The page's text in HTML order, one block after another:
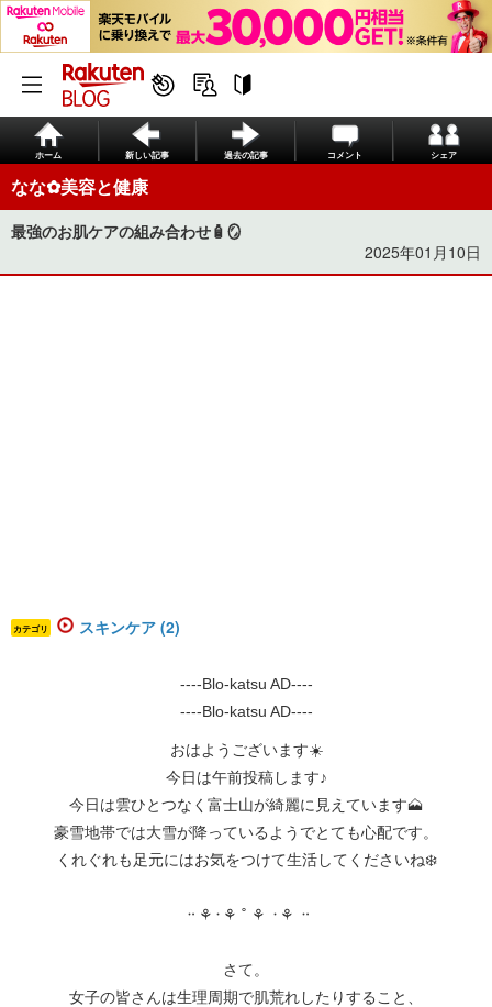
ホーム 新しい記事 過去の記事 コメント シェア
なな︎‪✿美容と健康
最強のお肌ケアの組み合わせ🧴🪞
2025年01月10日
カテゴリ スキンケア (2)
----Blo-katsu AD----
----Blo-katsu AD----
おはようございます☀️
今日は午前投稿します♪
今日は雲ひとつなく富士山が綺麗に見えています🗻
豪雪地帯では大雪が降っているようでとても心配です。
くれぐれも足元にはお気をつけて生活してくださいね❄️
᠃ ⚘᠂ ⚘ ˚ ⚘ ᠂ ⚘ ᠃
さて。
女子の皆さんは生理周期で肌荒れしたりすること、